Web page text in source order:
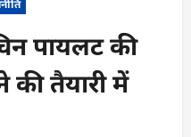
पायलट की
तैयारी में